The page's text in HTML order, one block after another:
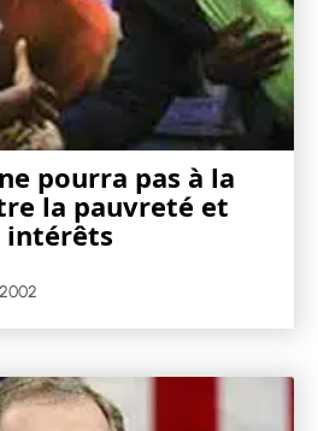
pourra pas à la
la pauvreté et
intérêts